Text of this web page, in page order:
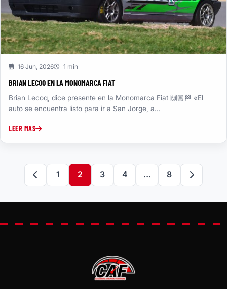
16 Jun, 2026 1 min
BRIAN LECOQ EN LA MONOMARCA FIAT
Brian Lecoq, dice presente en la Monomarca Fiat 🙌🏼🏁 «El
auto se encuentra listo para ir a San Jorge, a...
LEER MAS
Paginación
de
1 2 3 4 … 8